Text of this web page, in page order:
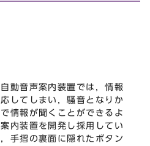
動音声案内装置では，情報
してしまい，騒音となりか
情報が聞くことができるよ
内装置を開発し採用してい
手摺の裏面に隠れたボタン